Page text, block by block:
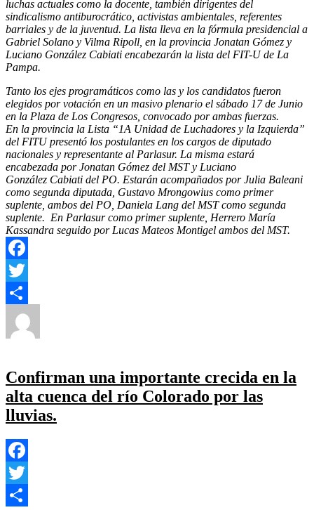
luchas actuales como la docente, también dirigentes del
sindicalismo antiburocrático, activistas ambientales, referentes
barriales y de la juventud. La lista lleva en la fórmula presidencial a
Gabriel Solano y Vilma Ripoll, en la provincia Jonatan Gómez y
Luciano González Cabiati encabezarán la lista del FIT-U de La
Pampa.
Tanto los ejes programáticos como las y los candidatos fueron
elegidos por votación en un masivo plenario el sábado 17 de Junio
en la Plaza de Los Congresos, convocado por ambas fuerzas.
En la provincia la Lista “1A Unidad de Luchadores y la Izquierda”
del FITU presentó los postulantes en los cargos de diputado
nacionales y representante al Parlasur. La misma estará
encabezada por Jonatan Gómez del MST y Luciano
González Cabiati del PO. Estarán acompañados por Julia Baleani
como segunda diputada, Gustavo Mrongowius como primer
suplente, ambos del PO, Daniela Lang del MST como segunda
suplente. En Parlasur como primer suplente, Herrero María
Kassandra seguido por Lucas Mateos Montigel ambos del MST.
Facebook
Twitter
Compartir
de
Izquierda
Confirman una importante crecida en la
alta cuenca del río Colorado por las
lluvias.
Facebook
Twitter